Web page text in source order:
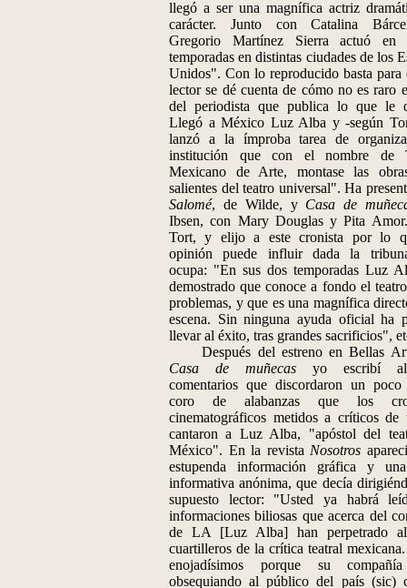
llegó a ser una magnífica actriz
carácter. Junto con Catalina
Gregorio Martínez Sierra actuó en
temporadas en distintas ciudades de los
Unidos". Con lo reproducido basta para
lector se dé cuenta de cómo no es raro
del periodista que publica lo que le
Llegó a México Luz Alba y -según
lanzó a la ímproba tarea de
institución que con el nombre de
Mexicano de Arte, montase las
salientes del teatro universal". Ha
Salomé, de Wilde, y Casa de
Ibsen, con Mary Douglas y Pita
Tort, y elijo a este cronista por lo
opinión puede influir dada la
ocupa: "En sus dos temporadas Luz
demostrado que conoce a fondo el
problemas, y que es una magnífica
escena. Sin ninguna ayuda oficial ha
llevar al éxito, tras grandes sacrificios",
Después del estreno en Bellas
Casa de muñecas yo escribí
comentarios que discordaron un
coro de alabanzas que los
cinematográficos metidos a críticos de
cantaron a Luz Alba, "apóstol del
México". En la revista Nosotros
estupenda información gráfica y
informativa anónima, que decía
supuesto lector: "Usted ya habrá
informaciones biliosas que acerca del
de LA [Luz Alba] han perpetrado
cuartilleros de la crítica teatral
enojadísimos porque su
obsequiando al público del país (sic)